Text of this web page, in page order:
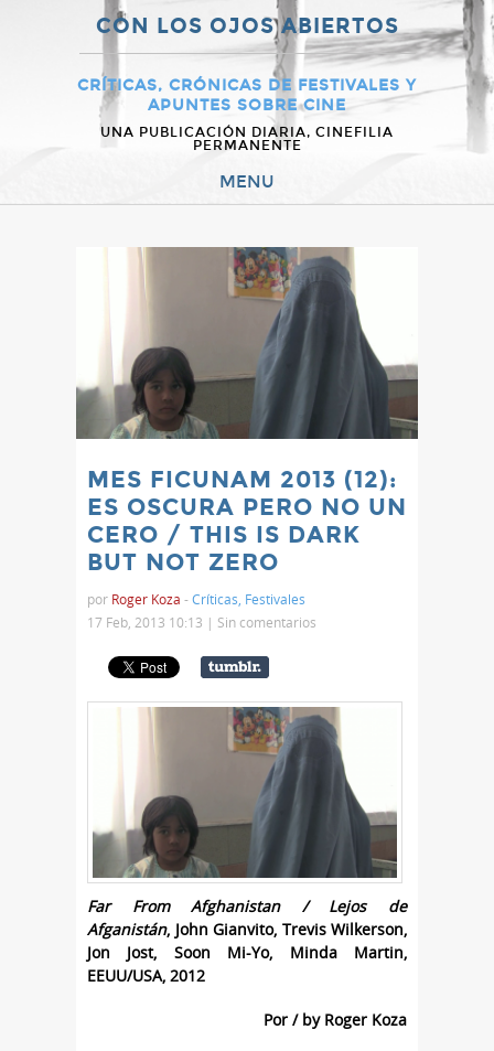
CON LOS OJOS ABIERTOS
CRÍTICAS, CRÓNICAS DE FESTIVALES Y
APUNTES SOBRE CINE
UNA PUBLICACIÓN DIARIA, CINEFILIA
PERMANENTE
MENU
MES FICUNAM 2013 (12):
ES OSCURA PERO NO UN
CERO / THIS IS DARK
BUT NOT ZERO
por Roger Koza -Críticas, Festivales
17 Feb, 2013 10:13 | Sin comentarios
Far From Afghanistan / Lejos de
Afganistán, John Gianvito, Trevis Wilkerson,
Jon Jost, Soon Mi-Yo, Minda Martin,
EEUU/USA, 2012
Por / by Roger Koza